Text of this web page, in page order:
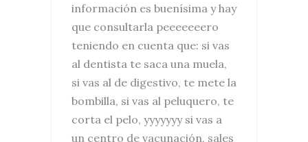
información es buenísima y hay
que consultarla peeeeeeero
teniendo en cuenta que: si vas
al dentista te saca una muela,
si vas al de digestivo, te mete la
bombilla, si vas al peluquero, te
corta el pelo, yyyyyyy si vas a
un centro de vacunación, sales